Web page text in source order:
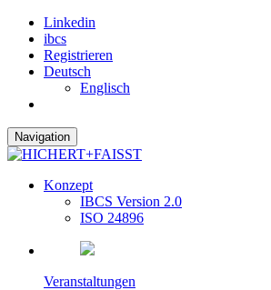
Linkedin
ibcs
Registrieren
Deutsch
Englisch
Navigation
Konzept
IBCS Version 2.0
ISO 24896
Veranstaltungen